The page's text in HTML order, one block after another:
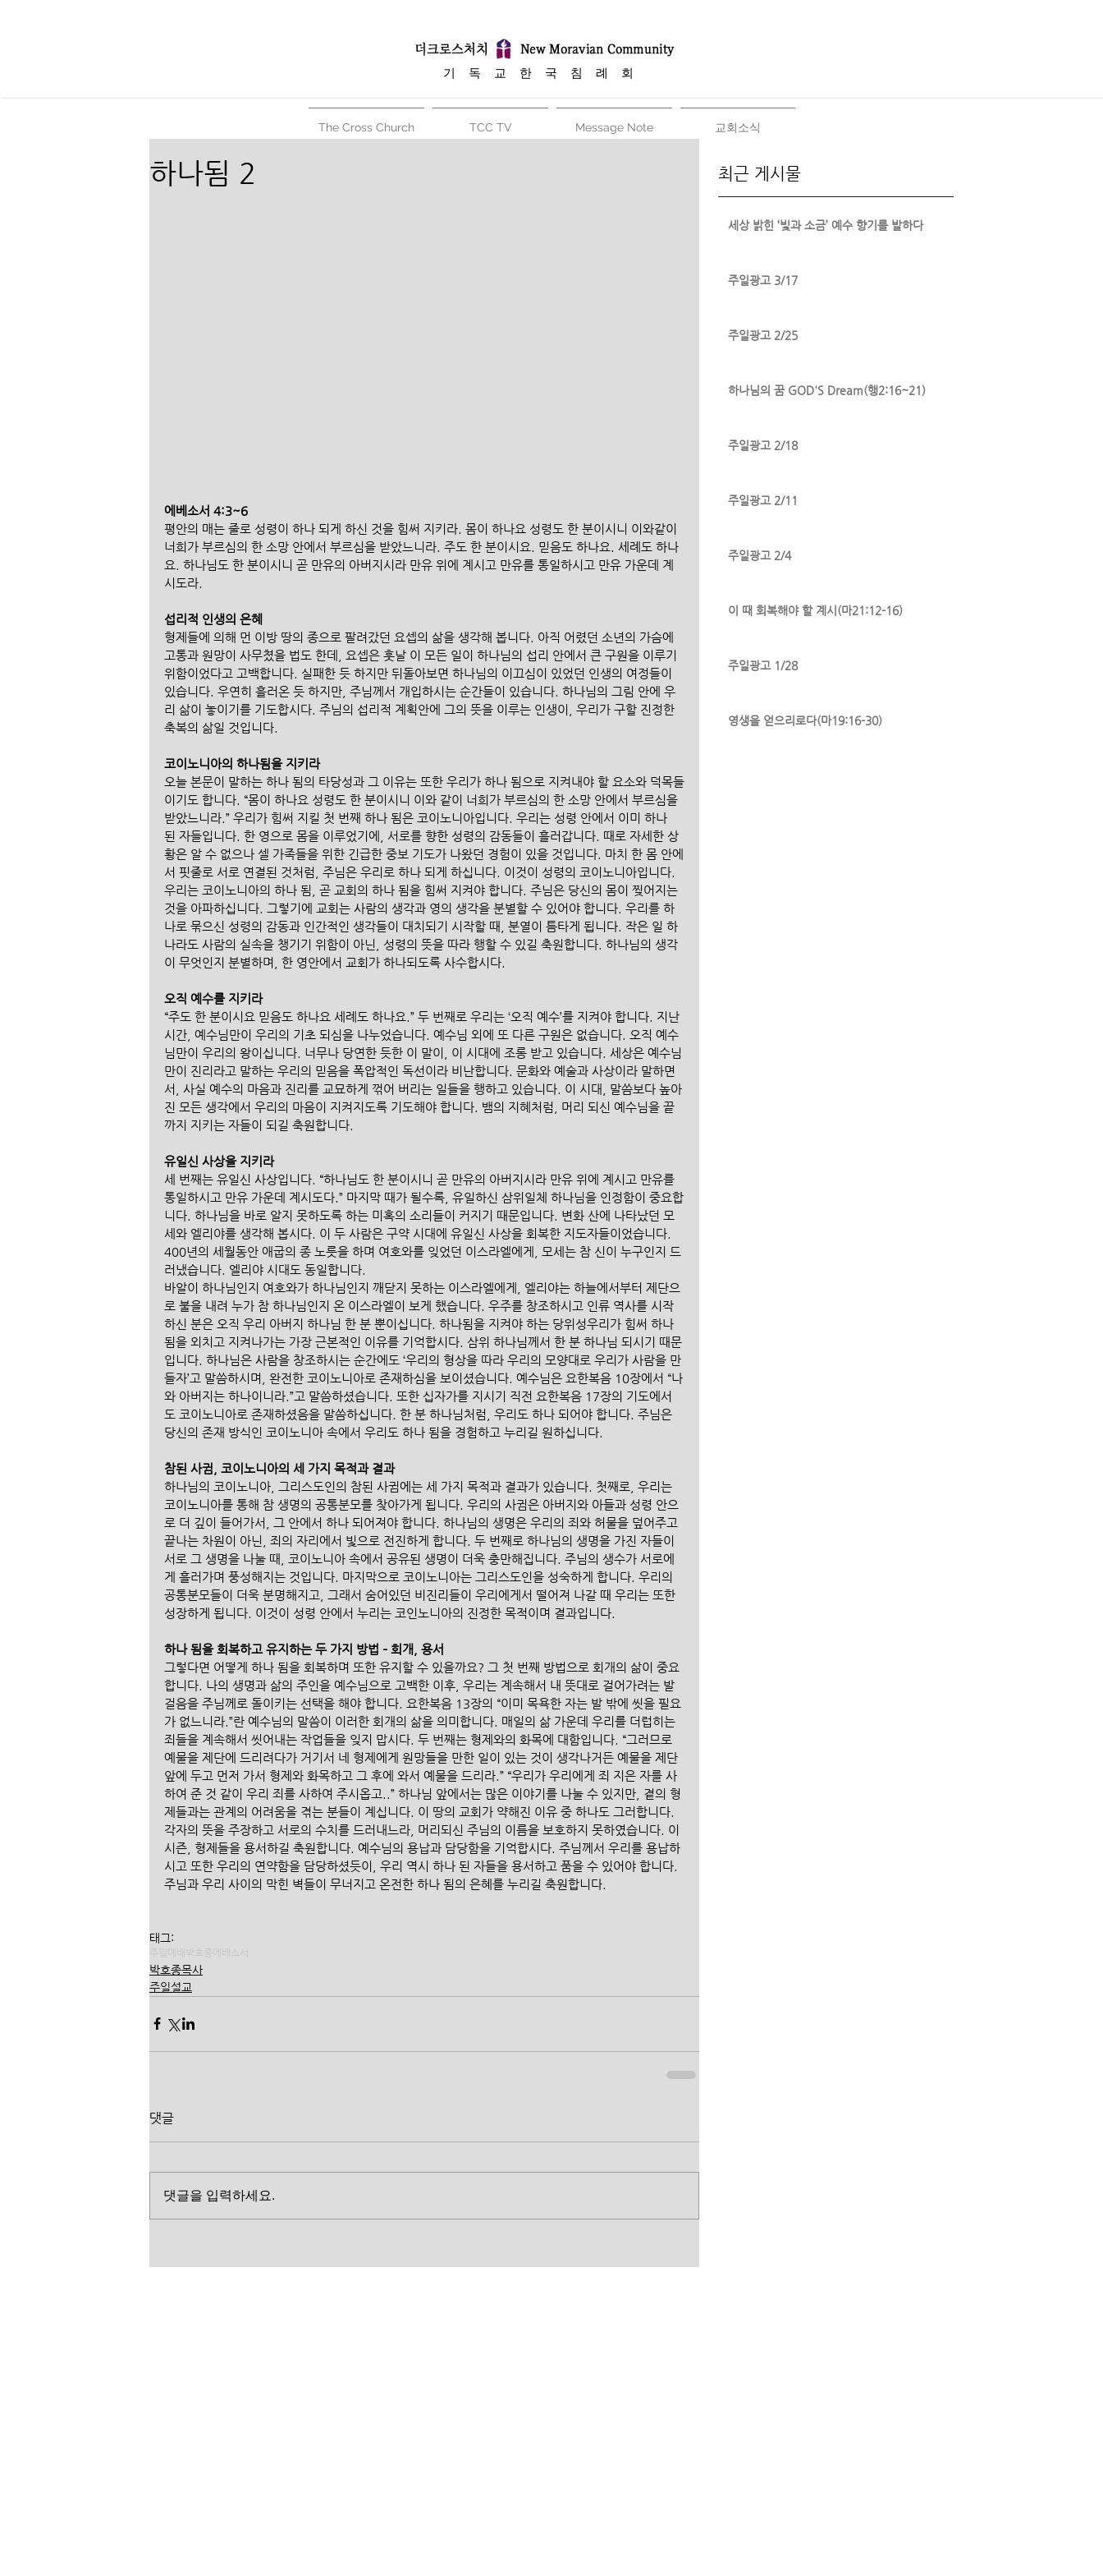
​기 독 교 한 국 침 례 회
The Cross Church TCC TV Message Note 교회소식
하나됨 2
에베소서 4:3~6
평안의 매는 줄로 성령이 하나 되게 하신 것을 힘써 지키라. 몸이 하나요 성령도 한 분이시니 이와같이
너희가 부르심의 한 소망 안에서 부르심을 받았느니라. 주도 한 분이시요. 믿음도 하나요. 세례도 하나
요. 하나님도 한 분이시니 곧 만유의 아버지시라 만유 위에 계시고 만유를 통일하시고 만유 가운데 계
시도라.
섭리적 인생의 은혜
형제들에 의해 먼 이방 땅의 종으로 팔려갔던 요셉의 삶을 생각해 봅니다. 아직 어렸던 소년의 가슴에
고통과 원망이 사무쳤을 법도 한데, 요셉은 훗날 이 모든 일이 하나님의 섭리 안에서 큰 구원을 이루기
위함이었다고 고백합니다. 실패한 듯 하지만 뒤돌아보면 하나님의 이끄심이 있었던 인생의 여정들이
있습니다. 우연히 흘러온 듯 하지만, 주님께서 개입하시는 순간들이 있습니다. 하나님의 그림 안에 우
리 삶이 놓이기를 기도합시다. 주님의 섭리적 계획안에 그의 뜻을 이루는 인생이, 우리가 구할 진정한
축복의 삶일 것입니다.
코이노니아의 하나됨을 지키라
오늘 본문이 말하는 하나 됨의 타당성과 그 이유는 또한 우리가 하나 됨으로 지켜내야 할 요소와 덕목들
이기도 합니다. “몸이 하나요 성령도 한 분이시니 이와 같이 너희가 부르심의 한 소망 안에서 부르심을
받았느니라.” 우리가 힘써 지킬 첫 번째 하나 됨은 코이노니아입니다. 우리는 성령 안에서 이미 하나
된 자들입니다. 한 영으로 몸을 이루었기에, 서로를 향한 성령의 감동들이 흘러갑니다. 때로 자세한 상
황은 알 수 없으나 셀 가족들을 위한 긴급한 중보 기도가 나왔던 경험이 있을 것입니다. 마치 한 몸 안에
서 핏줄로 서로 연결된 것처럼, 주님은 우리로 하나 되게 하십니다. 이것이 성령의 코이노니아입니다.
우리는 코이노니아의 하나 됨, 곧 교회의 하나 됨을 힘써 지켜야 합니다. 주님은 당신의 몸이 찢어지는
것을 아파하십니다. 그렇기에 교회는 사람의 생각과 영의 생각을 분별할 수 있어야 합니다. 우리를 하
나로 묶으신 성령의 감동과 인간적인 생각들이 대치되기 시작할 때, 분열이 틈타게 됩니다. 작은 일 하
나라도 사람의 실속을 챙기기 위함이 아닌, 성령의 뜻을 따라 행할 수 있길 축원합니다. 하나님의 생각
이 무엇인지 분별하며, 한 영안에서 교회가 하나되도록 사수합시다.
오직 예수를 지키라
“주도 한 분이시요 믿음도 하나요 세례도 하나요.” 두 번째로 우리는 ‘오직 예수’를 지켜야 합니다. 지난
시간, 예수님만이 우리의 기초 되심을 나누었습니다. 예수님 외에 또 다른 구원은 없습니다. 오직 예수
님만이 우리의 왕이십니다. 너무나 당연한 듯한 이 말이, 이 시대에 조롱 받고 있습니다. 세상은 예수님
만이 진리라고 말하는 우리의 믿음을 폭압적인 독선이라 비난합니다. 문화와 예술과 사상이라 말하면
서, 사실 예수의 마음과 진리를 교묘하게 꺾어 버리는 일들을 행하고 있습니다. 이 시대, 말씀보다 높아
진 모든 생각에서 우리의 마음이 지켜지도록 기도해야 합니다. 뱀의 지혜처럼, 머리 되신 예수님을 끝
까지 지키는 자들이 되길 축원합니다.
유일신 사상을 지키라
세 번째는 유일신 사상입니다. “하나님도 한 분이시니 곧 만유의 아버지시라 만유 위에 계시고 만유를
통일하시고 만유 가운데 계시도다.” 마지막 때가 될수록, 유일하신 삼위일체 하나님을 인정함이 중요합
니다. 하나님을 바로 알지 못하도록 하는 미혹의 소리들이 커지기 때문입니다. 변화 산에 나타났던 모
세와 엘리야를 생각해 봅시다. 이 두 사람은 구약 시대에 유일신 사상을 회복한 지도자들이었습니다.
400년의 세월동안 애굽의 종 노릇을 하며 여호와를 잊었던 이스라엘에게, 모세는 참 신이 누구인지 드
러냈습니다. 엘리야 시대도 동일합니다.
바알이 하나님인지 여호와가 하나님인지 깨닫지 못하는 이스라엘에게, 엘리야는 하늘에서부터 제단으
로 불을 내려 누가 참 하나님인지 온 이스라엘이 보게 했습니다. 우주를 창조하시고 인류 역사를 시작
하신 분은 오직 우리 아버지 하나님 한 분 뿐이십니다. 하나됨을 지켜야 하는 당위성우리가 힘써 하나
됨을 외치고 지켜나가는 가장 근본적인 이유를 기억합시다. 삼위 하나님께서 한 분 하나님 되시기 때문
입니다. 하나님은 사람을 창조하시는 순간에도 ‘우리의 형상을 따라 우리의 모양대로 우리가 사람을 만
들자’고 말씀하시며, 완전한 코이노니아로 존재하심을 보이셨습니다. 예수님은 요한복음 10장에서 “나
와 아버지는 하나이니라.”고 말씀하셨습니다. 또한 십자가를 지시기 직전 요한복음 17장의 기도에서
도 코이노니아로 존재하셨음을 말씀하십니다. 한 분 하나님처럼, 우리도 하나 되어야 합니다. 주님은
당신의 존재 방식인 코이노니아 속에서 우리도 하나 됨을 경험하고 누리길 원하십니다.
참된 사귐, 코이노니아의 세 가지 목적과 결과
하나님의 코이노니아, 그리스도인의 참된 사귐에는 세 가지 목적과 결과가 있습니다. 첫째로, 우리는
코이노니아를 통해 참 생명의 공통분모를 찾아가게 됩니다. 우리의 사귐은 아버지와 아들과 성령 안으
로 더 깊이 들어가서, 그 안에서 하나 되어져야 합니다. 하나님의 생명은 우리의 죄와 허물을 덮어주고
끝나는 차원이 아닌, 죄의 자리에서 빛으로 전진하게 합니다. 두 번째로 하나님의 생명을 가진 자들이
서로 그 생명을 나눌 때, 코이노니아 속에서 공유된 생명이 더욱 충만해집니다. 주님의 생수가 서로에
게 흘러가며 풍성해지는 것입니다. 마지막으로 코이노니아는 그리스도인을 성숙하게 합니다. 우리의
공통분모들이 더욱 분명해지고, 그래서 숨어있던 비진리들이 우리에게서 떨어져 나갈 때 우리는 또한
성장하게 됩니다. 이것이 성령 안에서 누리는 코인노니아의 진정한 목적이며 결과입니다.
하나 됨을 회복하고 유지하는 두 가지 방법 – 회개, 용서
그렇다면 어떻게 하나 됨을 회복하며 또한 유지할 수 있을까요? 그 첫 번째 방법으로 회개의 삶이 중요
합니다. 나의 생명과 삶의 주인을 예수님으로 고백한 이후, 우리는 계속해서 내 뜻대로 걸어가려는 발
걸음을 주님께로 돌이키는 선택을 해야 합니다. 요한복음 13장의 “이미 목욕한 자는 발 밖에 씻을 필요
가 없느니라.”란 예수님의 말씀이 이러한 회개의 삶을 의미합니다. 매일의 삶 가운데 우리를 더럽히는
죄들을 계속해서 씻어내는 작업들을 잊지 맙시다. 두 번째는 형제와의 화목에 대함입니다. “그러므로
예물을 제단에 드리려다가 거기서 네 형제에게 원망들을 만한 일이 있는 것이 생각나거든 예물을 제단
앞에 두고 먼저 가서 형제와 화목하고 그 후에 와서 예물을 드리라.” “우리가 우리에게 죄 지은 자를 사
하여 준 것 같이 우리 죄를 사하여 주시옵고..” 하나님 앞에서는 많은 이야기를 나눌 수 있지만, 곁의 형
제들과는 관계의 어려움을 겪는 분들이 계십니다. 이 땅의 교회가 약해진 이유 중 하나도 그러합니다.
각자의 뜻을 주장하고 서로의 수치를 드러내느라, 머리되신 주님의 이름을 보호하지 못하였습니다. 이
시즌, 형제들을 용서하길 축원합니다. 예수님의 용납과 담당함을 기억합시다. 주님께서 우리를 용납하
시고 또한 우리의 연약함을 담당하셨듯이, 우리 역시 하나 된 자들을 용서하고 품을 수 있어야 합니다.
주님과 우리 사이의 막힌 벽들이 무너지고 온전한 하나 됨의 은혜를 누리길 축원합니다.
태그:
박호종목사
주일설교
댓글
댓글을 입력하세요.
최근 게시물
세상 밝힌 ‘빛과 소금’ 예수 향기를 발하다
주일광고 3/17
주일광고 2/25
하나님의 꿈 GOD'S Dream(행2:16~21)
주일광고 2/18
주일광고 2/11
주일광고 2/4
이 때 회복해야 할 계시(마21:12-16)
주일광고 1/28
영생을 얻으리로다(마19:16-30)